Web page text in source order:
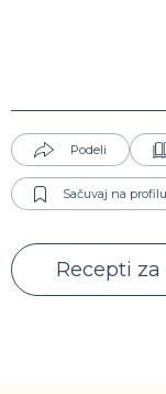
Podeli
Sačuvaj na profilu
Recepti